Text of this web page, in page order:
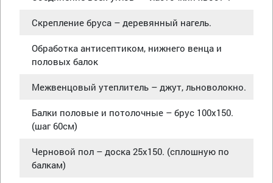
Скрепление бруса – деревянный нагель.
Обработка антисептиком, нижнего венца и
половых балок
Межвенцовый утеплитель – джут, льноволокно.
Балки половые и потолочные – брус 100х150.
(шаг 60см)
Черновой пол – доска 25х150. (сплошную по
балкам)